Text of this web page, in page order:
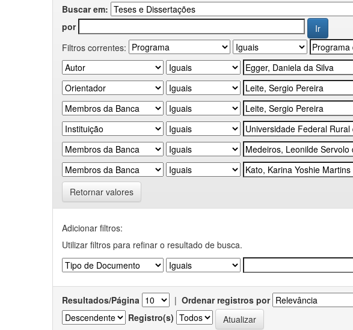
Buscar em:
por
Filtros correntes:
Retornar valores
Adicionar filtros:
Utilizar filtros para refinar o resultado de busca.
Resultados/Página | Ordenar registros por
Registro(s)